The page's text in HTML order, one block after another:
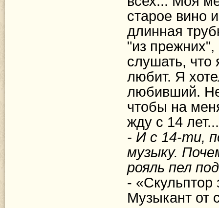
старое вино
длинная
"из
слушать, что
любит. Я
любивший.
чтобы на
жду с 14
- И с 14-ти,
музыку.
рояль пел
- «Скульптор
Музыкант от